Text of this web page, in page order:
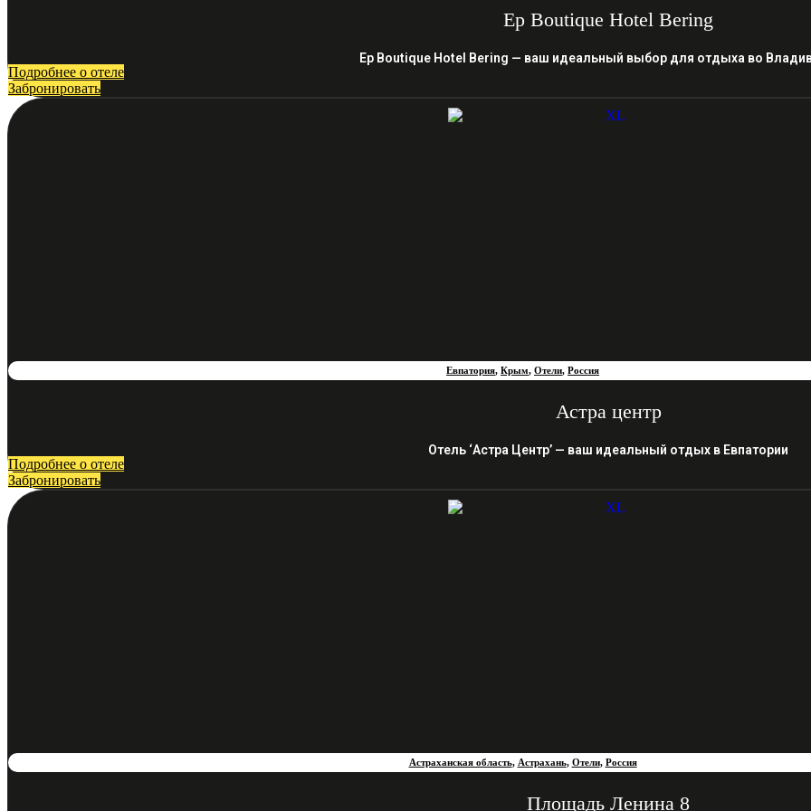
Ep Boutique Hotel Bering
Ep Boutique Hotel Bering — ваш идеальный выбор для отдыха во
Подробнее о отеле
Забронировать
Евпатория,Крым,Отели,Россия
Астра центр
Отель ‘Астра Центр’ — ваш идеальный отдых в Евпатории
Подробнее о отеле
Забронировать
Астраханская область, Астрахань, Отели, Россия
Площадь Ленина 8